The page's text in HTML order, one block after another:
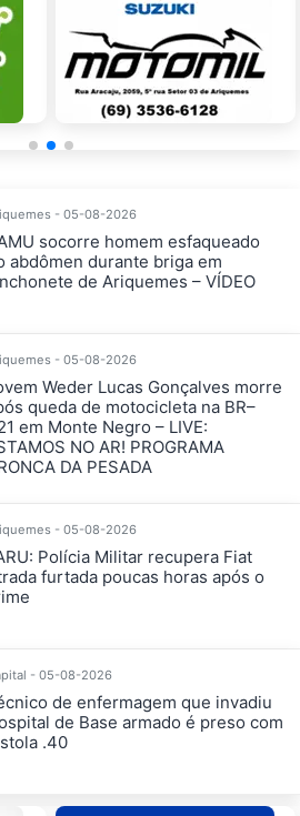
- 05-08-2026
socorre homem esfaqueado
abdômen durante briga em
de Ariquemes – VÍDEO
- 05-08-2026
Weder Lucas Gonçalves morre
queda de motocicleta na BR–
em Monte Negro – LIVE:
NO AR! PROGRAMA
DA PESADA
- 05-08-2026
Polícia Militar recupera Fiat
furtada poucas horas após o
- 05-08-2026
de enfermagem que invadiu
de Base armado é preso com
.40